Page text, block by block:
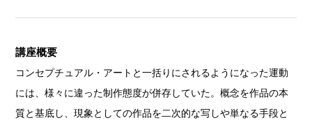
講座概要
コンセプチュアル・アートと一括りにされるようになった運動
には、様々に違った制作態度が併存していた。概念を作品の本
質と基底し、現象としての作品を二次的な写しや単なる手段と